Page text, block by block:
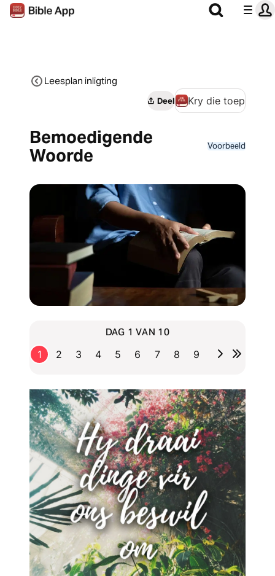
Leesplan inligting
Deel Kry die toep
Bemoedigende
Woorde
Voorbeeld
DAG 1 VAN 10
1 2 3 4 5 6 7 8 9